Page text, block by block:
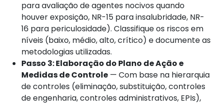
para avaliação de agentes nocivos quando
houver exposição, NR-15 para insalubridade, NR-
16 para periculosidade). Classifique os riscos em
níveis (baixo, médio, alto, crítico) e documente as
metodologias utilizadas.
Passo 3: Elaboração do Plano de Ação e
Medidas de Controle — Com base na hierarquia
de controles (eliminação, substituição, controles
de engenharia, controles administrativos, EPIs),